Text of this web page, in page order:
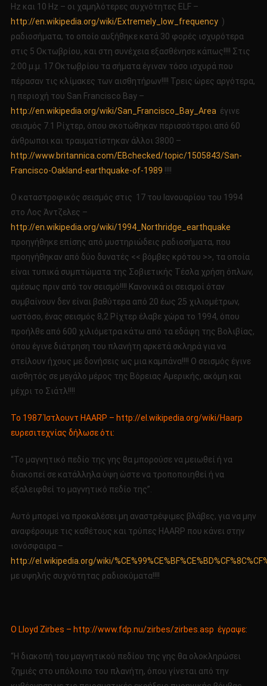
Hz και 10 Hz – οι χαμηλότερες συχνότητες ELF –
http://en.wikipedia.org/wiki/Extremely_low_frequency)
ραδιοσήματα, το οποίο αυξήθηκε κατά 30 φορές ισχυρότερα
στις 5 Οκτωβρίου, και στη συνέχεια εξασθένησε κάπως!!!! Στις
2:00 μ.μ. 17 Οκτωβρίου τα σήματα έγιναν τόσο ισχυρά που
πέρασαν τις κλίμακες των αισθητήρων!!!! Τρεις ώρες αργότερα,
η περιοχή του San Francisco Bay –
http://en.wikipedia.org/wiki/San_Francisco_Bay_Area έγινε
σεισμός 7.1 Ρίχτερ, όπου σκοτώθηκαν περισσότεροι από 60
άνθρωποι και τραυματίστηκαν άλλοι 3800 –
http://www.britannica.com/EBchecked/topic/1505843/San-
Francisco-Oakland-earthquake-of-1989 !!!!
Ο καταστροφικός σεισμός στις 17 του Ιανουαρίου του 1994
στο Λος Άντζελες –
http://en.wikipedia.org/wiki/1994_Northridge_earthquake
προηγήθηκε επίσης από μυστηριώδεις ραδιοσήματα, που
προηγήθηκαν από δύο δυνατές << βόμβες κρότου >>, τα οποία
είναι τυπικά συμπτώματα της Σοβιετικής Τέσλα χρήση όπλων,
αμέσως πριν από τον σεισμό!!!! Κανονικά οι σεισμοί όταν
συμβαίνουν δεν είναι βαθύτερα από 20 έως 25 χιλιομέτρων,
ωστόσο, ένας σεισμός 8,2 Ρίχτερ έλαβε χώρα το 1994, όπου
προήλθε από 600 χιλιόμετρα κάτω από τα εδάφη της Βολιβίας,
όπου έγινε διάτρηση του πλανήτη αρκετά σκληρά για να
στείλουν ήχους με δονήσεις ως μια καμπάνα!!!! Ο σεισμός έγινε
αισθητός σε μεγάλο μέρος της Βόρειας Αμερικής, ακόμη και
μέχρι το Σιάτλ!!!!
Το 1987 Ίστλουντ HAARP – http://el.wikipedia.org/wiki/Haarp
ευρεσιτεχνίας δήλωσε ότι:
“Το μαγνητικό πεδίο της γης θα μπορούσε να μειωθεί ή να
διακοπεί σε κατάλληλα ύψη ώστε να τροποποιηθεί ή να
εξαλειφθεί το μαγνητικό πεδίο της”.
Αυτό μπορεί να προκαλέσει μη αναστρέψιμες βλάβες, για να μην
αναφέρουμε τις καθέτους και τρύπες HAARP που κάνει στην
ιονόσφαιρα –
http://el.wikipedia.org/wiki/
με υψηλής συχνότητας ραδιοκύματα!!!!
Ο Lloyd Zirbes – http://www.fdp.nu/zirbes/zirbes.asp έγραψε:
“Η διακοπή του μαγνητικού πεδίου της γης θα ολοκληρώσει
ζημιές στο υπόλοιπο του πλανήτη, όπου γίνεται από την